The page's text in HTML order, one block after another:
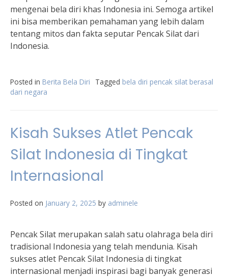
mengenai bela diri khas Indonesia ini. Semoga artikel
ini bisa memberikan pemahaman yang lebih dalam
tentang mitos dan fakta seputar Pencak Silat dari
Indonesia.
Posted in Berita Bela Diri Tagged bela diri pencak silat berasal
dari negara
Kisah Sukses Atlet Pencak
Silat Indonesia di Tingkat
Internasional
Posted on January 2, 2025 by adminele
Pencak Silat merupakan salah satu olahraga bela diri
tradisional Indonesia yang telah mendunia. Kisah
sukses atlet Pencak Silat Indonesia di tingkat
internasional menjadi inspirasi bagi banyak generasi